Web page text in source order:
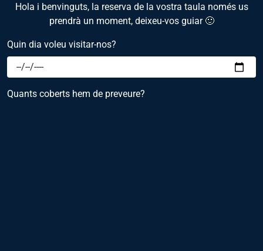
Hola i benvinguts, la reserva de la vostra taula només us
prendrà un moment, deixeu-vos guiar 🙂
Quin dia voleu visitar-nos?
Quants coberts hem de preveure?